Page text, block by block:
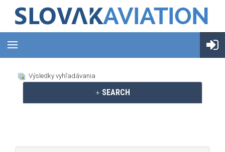
Výsledky vyhľadávania
SEARCH